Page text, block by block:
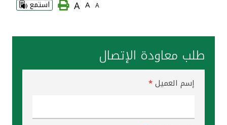
خدمات ما بعد البيع
اتصل بنا
A
A
A استمع
طلب معاودة الإتصال
إسم العميل*